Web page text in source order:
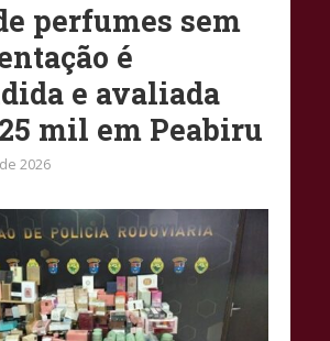
perfumes sem
é
e avaliada
mil em Peabiru
2026